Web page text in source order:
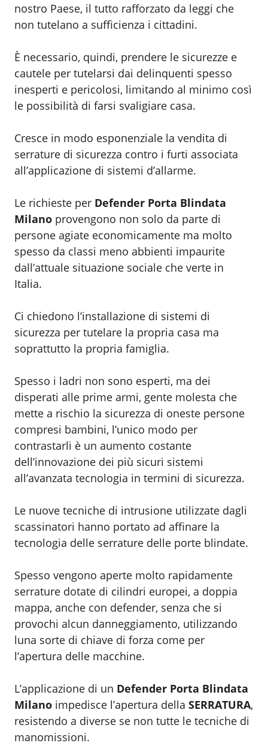
nostro Paese, il tutto rafforzato da leggi che
non tutelano a sufficienza i cittadini.
È necessario, quindi, prendere le sicurezze e
cautele per tutelarsi dai delinquenti spesso
inesperti e pericolosi, limitando al minimo così
le possibilità di farsi svaligiare casa.
Cresce in modo esponenziale la vendita di
serrature di sicurezza contro i furti associata
all’applicazione di sistemi d’allarme.
Le richieste per Defender Porta Blindata
Milano provengono non solo da parte di
persone agiate economicamente ma molto
spesso da classi meno abbienti impaurite
dall’attuale situazione sociale che verte in
Italia.
Ci chiedono l’installazione di sistemi di
sicurezza per tutelare la propria casa ma
soprattutto la propria famiglia.
Spesso i ladri non sono esperti, ma dei
disperati alle prime armi, gente molesta che
mette a rischio la sicurezza di oneste persone
compresi bambini, l’unico modo per
contrastarli è un aumento costante
dell’innovazione dei più sicuri sistemi
all’avanzata tecnologia in termini di sicurezza.
Le nuove tecniche di intrusione utilizzate dagli
scassinatori hanno portato ad affinare la
tecnologia delle serrature delle porte blindate.
Spesso vengono aperte molto rapidamente
serrature dotate di cilindri europei, a doppia
mappa, anche con defender, senza che si
provochi alcun danneggiamento, utilizzando
luna sorte di chiave di forza come per
l’apertura delle macchine.
L’applicazione di un Defender Porta Blindata
Milano impedisce l’apertura della SERRATURA,
resistendo a diverse se non tutte le tecniche di
manomissioni.